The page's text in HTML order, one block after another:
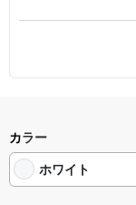
ンでcolorの変更
印刷方法は転写プ
カラー
ホワイト